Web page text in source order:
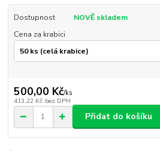
Dostupnost
NOVĚ skladem
Cena za krabici
500,00 Kč/ks
413,22 Kč bez DPH
Přidat do košíku